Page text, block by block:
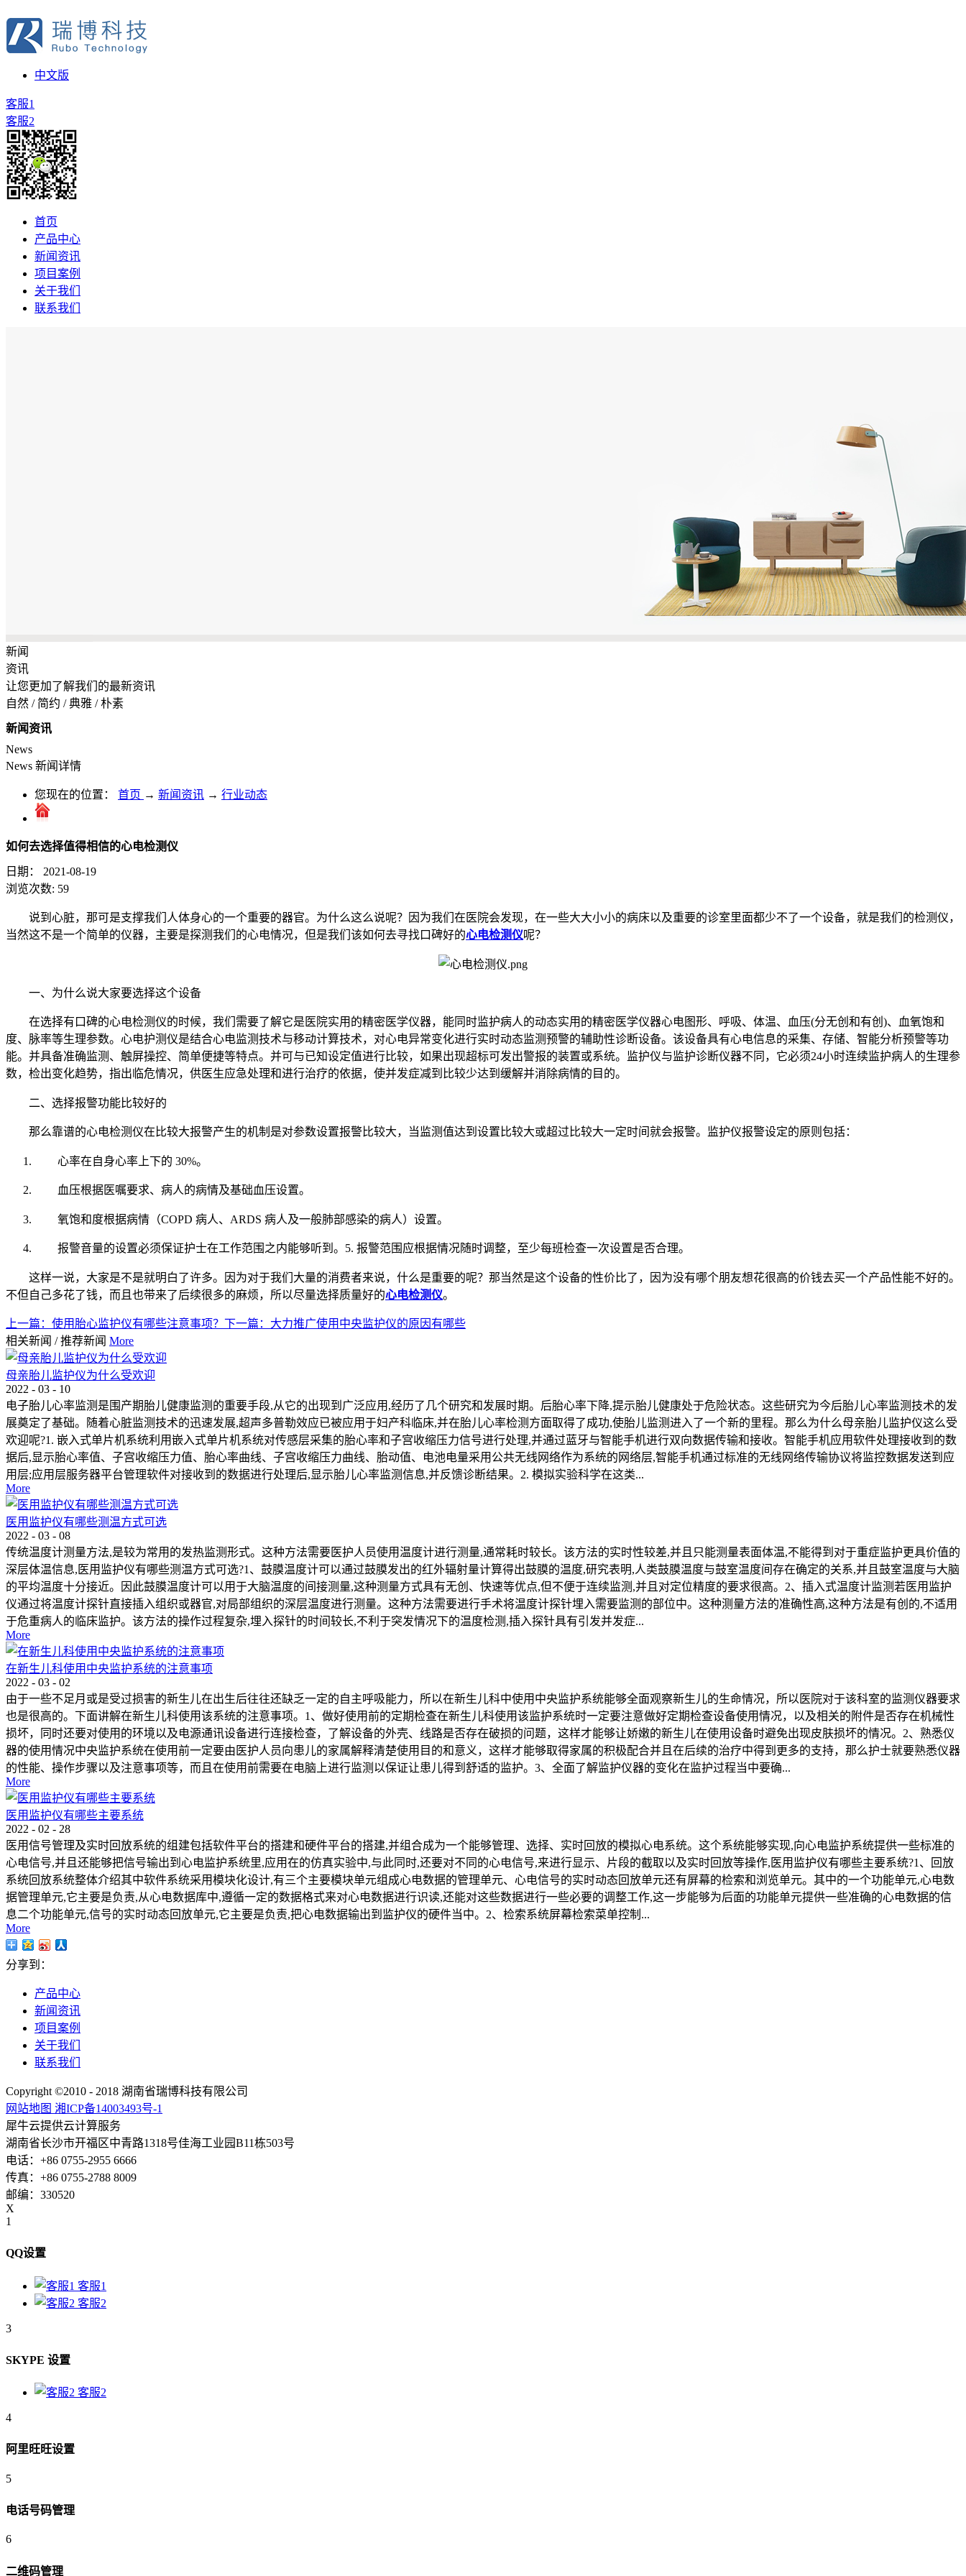
中文版
客服1
客服2
首页
产品中心
新闻资讯
项目案例
关于我们
联系我们
新闻
资讯
让您更加了解我们的最新资讯
自然 / 简约 / 典雅 / 朴素
新闻资讯
News
News 新闻详情
您现在的位置： 首页 → 新闻资讯 → 行业动态
如何去选择值得相信的心电检测仪
日期：
2021-08-19
浏览次数: 59
说到心脏，那可是支撑我们人体身心的一个重要的器官。为什么这么说呢？因为我们在医院会发现，在一些大大小小的病床以及重要的诊室里面都少不了一个设备，就是我们的检测仪，
当然这不是一个简单的仪器，主要是探测我们的心电情况，但是我们该如何去寻找口碑好的心电检测仪呢？
一、为什么说大家要选择这个设备
在选择有口碑的心电检测仪的时候，我们需要了解它是医院实用的精密医学仪器，能同时监护病人的动态实用的精密医学仪器心电图形、呼吸、体温、血压(分无创和有创)、血氧饱和
度、脉率等生理参数。心电护测仪是结合心电监测技术与移动计算技术，对心电异常变化进行实时动态监测预警的辅助性诊断设备。该设备具有心电信息的采集、存储、智能分析预警等功
能。并具备准确监测、触屏操控、简单便捷等特点。并可与已知设定值进行比较，如果出现超标可发出警报的装置或系统。监护仪与监护诊断仪器不同，它必须24小时连续监护病人的生理参
数，检出变化趋势，指出临危情况，供医生应急处理和进行治疗的依据，使并发症减到比较少达到缓解并消除病情的目的。
二、选择报警功能比较好的
那么靠谱的心电检测仪在比较大报警产生的机制是对参数设置报警比较大，当监测值达到设置比较大或超过比较大一定时间就会报警。监护仪报警设定的原则包括：
心率在自身心率上下的 30%。
血压根据医嘱要求、病人的病情及基础血压设置。
氧饱和度根据病情（COPD 病人、ARDS 病人及一般肺部感染的病人）设置。
报警音量的设置必须保证护士在工作范围之内能够听到。5. 报警范围应根据情况随时调整，至少每班检查一次设置是否合理。
这样一说，大家是不是就明白了许多。因为对于我们大量的消费者来说，什么是重要的呢？那当然是这个设备的性价比了，因为没有哪个朋友想花很高的价钱去买一个产品性能不好的。
不但自己多花了钱，而且也带来了后续很多的麻烦，所以尽量选择质量好的心电检测仪。
上一篇： 使用胎心监护仪有哪些注意事项？ 下一篇： 大力推广使用中央监护仪的原因有哪些
相关新闻 / 推荐新闻 More
母亲胎儿监护仪为什么受欢迎
2022 - 03 - 10
电子胎儿心率监测是围产期胎儿健康监测的重要手段,从它的出现到广泛应用,经历了几个研究和发展时期。后胎心率下降,提示胎儿健康处于危险状态。这些研究为今后胎儿心率监测技术的发
展奠定了基础。随着心脏监测技术的迅速发展,超声多普勒效应已被应用于妇产科临床,并在胎儿心率检测方面取得了成功,使胎儿监测进入了一个新的里程。那么为什么母亲胎儿监护仪‍这么受
欢迎呢?1. 嵌入式单片机系统利用嵌入式单片机系统对传感层采集的胎心率和子宫收缩压力信号进行处理,并通过蓝牙与智能手机进行双向数据传输和接收。智能手机应用软件处理接收到的数
据后,显示胎心率值、子宫收缩压力值、胎心率曲线、子宫收缩压力曲线、胎动值、电池电量采用公共无线网络作为系统的网络层,智能手机通过标准的无线网络传输协议将监控数据发送到应
用层;应用层服务器平台管理软件对接收到的数据进行处理后,显示胎儿心率监测信息,并反馈诊断结果。2. 模拟实验科学在这类...
More
医用监护仪有哪些测温方式可选
2022 - 03 - 08
传统温度计测量方法,是较为常用的发热监测形式。这种方法需要医护人员使用温度计进行测量,通常耗时较长。该方法的实时性较差,并且只能测量表面体温,不能得到对于重症监护更具价值的
深层体温信息,医用监护仪有哪些测温方式可选?1、鼓膜温度计可以通过鼓膜发出的红外辐射量计算得出鼓膜的温度,研究表明,人类鼓膜温度与鼓室温度间存在确定的关系,并且鼓室温度与大脑
的平均温度十分接近。因此鼓膜温度计可以用于大脑温度的间接测量,这种测量方式具有无创、快速等优点,但不便于连续监测,并且对定位精度的要求很高。2、插入式温度计监测若医用监护
仪通过将温度计探针直接插入组织或器官,对局部组织的深层温度进行测量。这种方法需要进行手术将温度计探针埋入需要监测的部位中。这种测量方法的准确性高,这种方法是有创的,不适用
于危重病人的临床监护。该方法的操作过程复杂,埋入探针的时间较长,不利于突发情况下的温度检测,插入探针具有引发并发症...
More
在新生儿科使用中央监护系统的注意事项
2022 - 03 - 02
由于一些不足月或是受过损害的新生儿在出生后往往还缺乏一定的自主呼吸能力，所以在新生儿科中使用中央监护系统能够全面观察新生儿的生命情况，所以医院对于该科室的监测仪器要求
也是很高的。下面讲解在新生儿科使用该系统的注意事项。1、做好使用前的定期检查在新生儿科使用该监护系统时一定要注意做好定期检查设备使用情况，以及相关的附件是否存在机械性
损坏，同时还要对使用的环境以及电源通讯设备进行连接检查，了解设备的外壳、线路是否存在破损的问题，这样才能够让娇嫩的新生儿在使用设备时避免出现皮肤损坏的情况。2、熟悉仪
器的使用情况中央监护系统在使用前一定要由医护人员向患儿的家属解释清楚使用目的和意义，这样才能够取得家属的积极配合并且在后续的治疗中得到更多的支持，那么护士就要熟悉仪器
的性能、操作步骤以及注意事项等，而且在使用前需要在电脑上进行监测以保证让患儿得到舒适的监护。3、全面了解监护仪器的变化在监护过程当中要确...
More
医用监护仪有哪些主要系统
2022 - 02 - 28
医用信号管理及实时回放系统的组建包括软件平台的搭建和硬件平台的搭建,并组合成为一个能够管理、选择、实时回放的模拟心电系统。这个系统能够实现,向心电监护系统提供一些标准的
心电信号,并且还能够把信号输出到心电监护系统里,应用在的仿真实验中,与此同时,还要对不同的心电信号,来进行显示、片段的截取以及实时回放等操作,医用监护仪有哪些主要系统?1、回放
系统回放系统整体介绍其中软件系统采用模块化设计,有三个主要模块单元组成心电数据的管理单元、心电信号的实时动态回放单元还有屏幕的检索和浏览单元。其中的一个功能单元,心电数
据管理单元,它主要是负责,从心电数据库中,遵循一定的数据格式来对心电数据进行识读,还能对这些数据进行一些必要的调整工作,这一步能够为后面的功能单元提供一些准确的心电数据的信
息二个功能单元,信号的实时动态回放单元,它主要是负责,把心电数据输出到监护仪的硬件当中。2、检索系统屏幕检索菜单控制...
More
分享到：
产品中心
新闻资讯
项目案例
关于我们
联系我们
Copyright ©2010 - 2018 湖南省瑞博科技有限公司
网站地图 湘ICP备14003493号-1
犀牛云提供云计算服务
湖南省长沙市开福区中青路1318号佳海工业园B11栋503号
电话：+86 0755-2955 6666
传真：+86 0755-2788 8009
邮编：330520
X
1
QQ设置
客服1
客服2
3
SKYPE 设置
客服2
4
阿里旺旺设置
5
电话号码管理
6
二维码管理